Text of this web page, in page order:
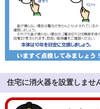
住宅に消火器を設置しませ